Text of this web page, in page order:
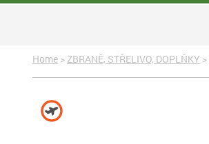
Home > ZBRANĚ, STŘELIVO, DOPLŇKY >